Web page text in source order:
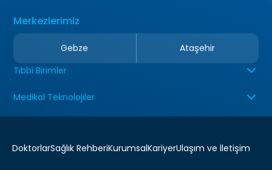
Merkezlerimiz
Gebze
Ataşehir
Tıbbi Birimler
Medikal Teknolojiler
DoktorlarSağlık RehberiKurumsalKariyerUlaşım ve İletişim